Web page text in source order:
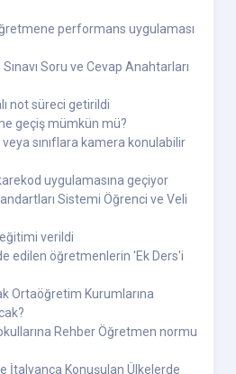
performans uygulaması
Soru ve Cevap Anahtarları
not süreci getirildi
geçiş mümkün mü?
sınıflara kamera konulabilir
uygulamasına geçiyor
Sistemi Öğrenci ve Veli
verildi
edilen öğretmenlerin 'Ek Ders'i
Ortaöğretim Kurumlarına
Rehber Öğretmen normu
İtalyanca Konuşulan Ülkelerde